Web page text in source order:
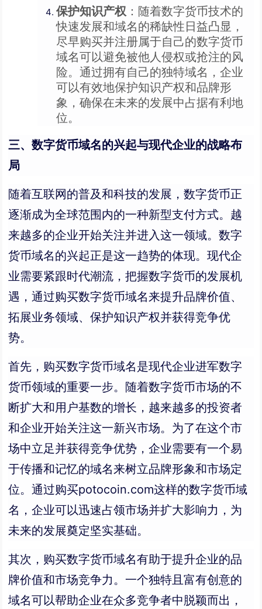
保护知识产权 ：随着数字货币技术的
快速发展和域名的稀缺性日益凸显，
尽早购买并注册属于自己的数字货币
域名可以避免被他人侵权或抢注的风
险。通过拥有自己的独特域名，企业
可以有效地保护知识产权和品牌形
象，确保在未来的发展中占据有利地
位。
三、数字货币域名的兴起与现代企业的战略布
局
随着互联网的普及和科技的发展，数字货币正
逐渐成为全球范围内的一种新型支付方式。越
来越多的企业开始关注并进入这一领域。数字
货币域名的兴起正是这一趋势的体现。现代企
业需要紧跟时代潮流，把握数字货币的发展机
遇，通过购买数字货币域名来提升品牌价值、
拓展业务领域、保护知识产权并获得竞争优
势。
首先，购买数字货币域名是现代企业进军数字
货币领域的重要一步。随着数字货币市场的不
断扩大和用户基数的增长，越来越多的投资者
和企业开始关注这一新兴市场。为了在这个市
场中立足并获得竞争优势，企业需要有一个易
于传播和记忆的域名来树立品牌形象和市场定
位。通过购买potocoin.com这样的数字货币域
名，企业可以迅速占领市场并扩大影响力，为
未来的发展奠定坚实基础。
其次，购买数字货币域名有助于提升企业的品
牌价值和市场竞争力。一个独特且富有创意的
域名可以帮助企业在众多竞争者中脱颖而出，